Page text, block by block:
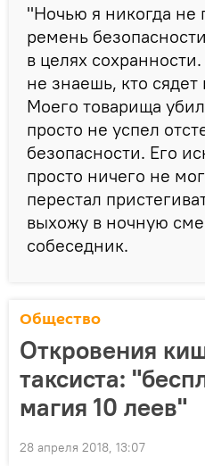
"Ночью я никогда не
ремень
в целях
не знаешь, кто
Моего товарища
просто не успел
безопасности. Его
просто ничего не
перестал
выхожу в ночную
собеседник.
Общество
Откровения
таксиста:
магия 10 леев"
28 апреля 2018, 13:07